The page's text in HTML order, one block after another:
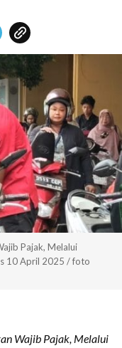
Pajak, Melalui
10 April 2025 / foto
Wajib Pajak, Melalui